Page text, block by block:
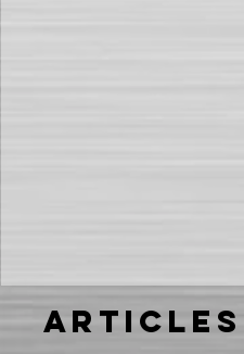
Articles